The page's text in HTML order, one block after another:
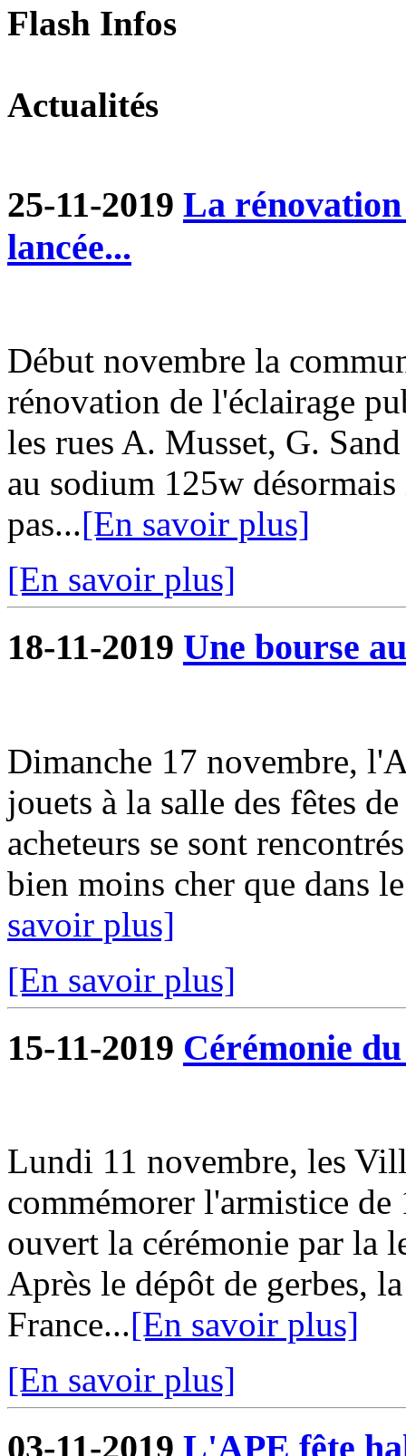
Flash Infos
Actualités
25-11-2019 La
lancée...
Début novembre la
rénovation de l'éclairage
les rues A. Musset, G.
au sodium 125w
pas...[En savoir plus]
[En savoir plus]
18-11-2019 Une bourse
Dimanche 17 novembre,
jouets à la salle des fêtes
acheteurs se sont
bien moins cher que dans
savoir plus]
[En savoir plus]
15-11-2019 Cérémonie
Lundi 11 novembre, les
commémorer l'armistice
ouvert la cérémonie par la
Après le dépôt de gerbes,
France...[En savoir plus]
[En savoir plus]
03-11-2019 L'APE fête